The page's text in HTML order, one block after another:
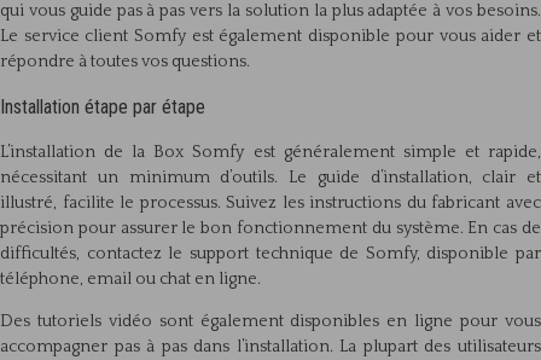
qui vous guide pas à pas vers la solution la plus adaptée à vos besoins.
Le service client Somfy est également disponible pour vous aider et
répondre à toutes vos questions.
Installation étape par étape
L’installation de la Box Somfy est généralement simple et rapide,
nécessitant un minimum d’outils. Le guide d’installation, clair et
illustré, facilite le processus. Suivez les instructions du fabricant avec
précision pour assurer le bon fonctionnement du système. En cas de
difficultés, contactez le support technique de Somfy, disponible par
téléphone, email ou chat en ligne.
Des tutoriels vidéo sont également disponibles en ligne pour vous
accompagner pas à pas dans l’installation. La plupart des utilisateurs